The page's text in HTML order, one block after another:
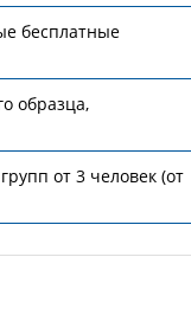
бесплатные
образца,
от 3 человек (от